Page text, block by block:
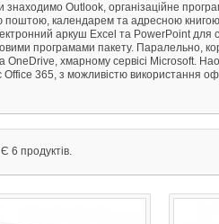
Outlook, організаційне
поштою, календарем та адресною
аркуш Excel та PowerPoint для
програмами пакету. Паралельно,
OneDrive, хмарному сервісі Microsoft.
Office 365, з можливістю використання
Є 6 продуктів.